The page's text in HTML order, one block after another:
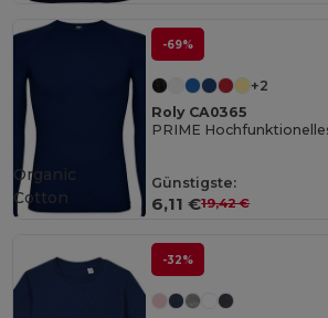
-69%
+2
Roly CA0365
Günstigste:
6,11 €19,42 €
Organic
Cotton
-32%